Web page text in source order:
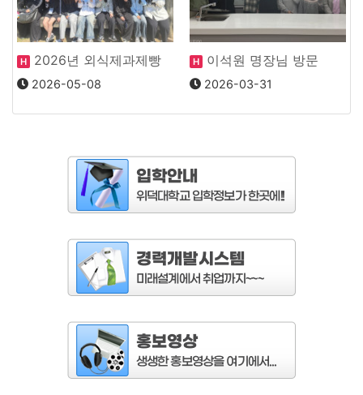
H
2026년 외식제과제빵
창업학과 MT
2026-05-08
H 이석원 명장님 방문
2026-03-31